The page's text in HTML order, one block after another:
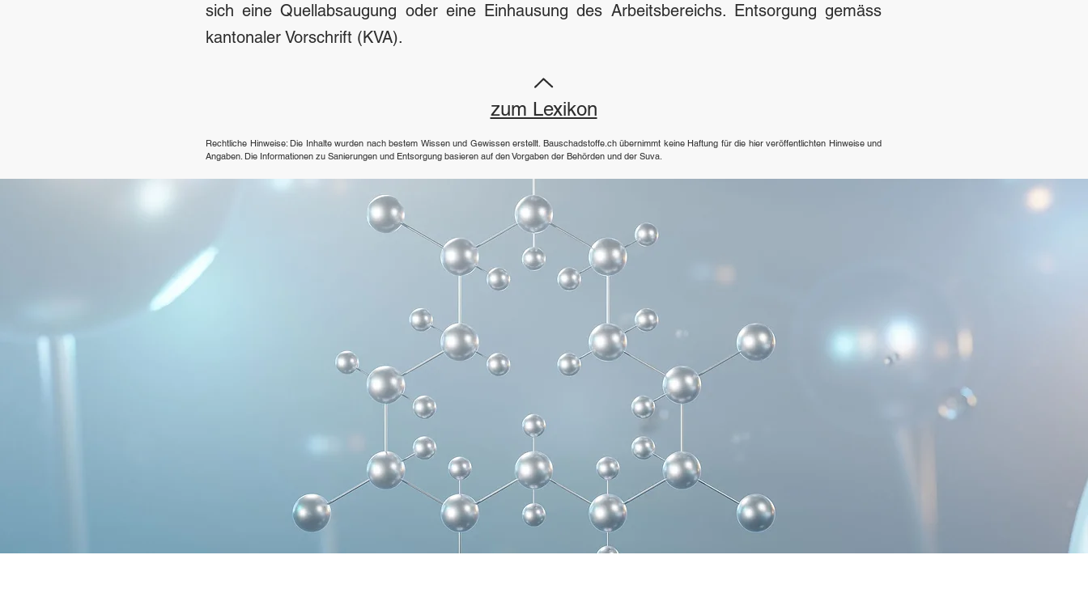
sich eine Quellabsaugung oder eine Einhausung des Arbeitsbereichs. Entsorgung gemäss
kantonaler Vorschrift (KVA).
zum Lexikon
​Rechtliche Hinweise: Die Inhalte wurden nach bestem Wissen und Gewissen erstellt. Bauschadstoffe.ch übernimmt keine Haftung für die hier veröffentlichten Hinweise und
Angaben. Die Informationen zu Sanierungen und Entsorgung basieren auf den Vorgaben der Behörden und der Suva.